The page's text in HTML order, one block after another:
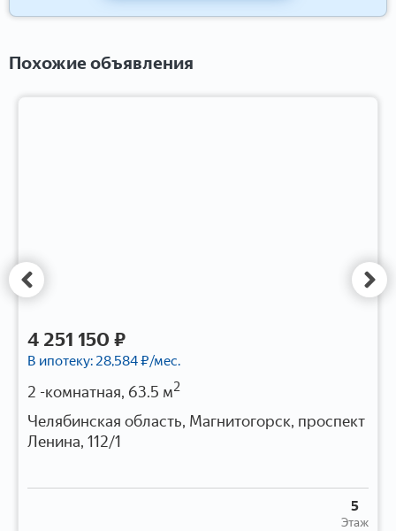
Похожие объявления
4 251 150 ₽
В ипотеку: 28,584₽/мес.
2 -комнатная, 63.5 м2
Челябинская область, Магнитогорск, проспект
Ленина, 112/1
Этаж
5